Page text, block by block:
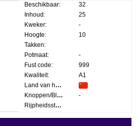
Beschikbaar:
32
Inhoud:
25
Kweker:
-
Hoogte:
10
Takken:
Potmaat:
-
Fust code:
999
Kwaliteit:
A1
Land van herkomst:
Knoppen/Bloemen:
-
Rijpheidsstadium: